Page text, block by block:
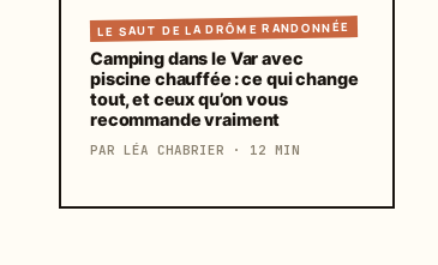
LE SAUT DE LA DRÔME RANDONNÉE
Camping dans le Var avec
piscine chauffée : ce qui change
tout, et ceux qu’on vous
recommande vraiment
PAR LÉA CHABRIER · 12 MIN